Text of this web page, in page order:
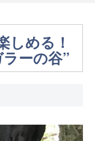
しめる！
ーの谷”